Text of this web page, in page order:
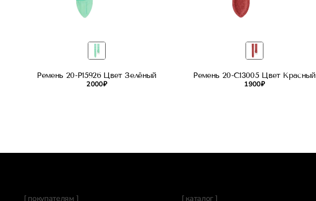
Ремень 20-P15926 Цвет Зелёный
2 000 ₽
Ремень 20-C13005 Цвет Красный
1 900 ₽
[ покупателям ] [ каталог ]